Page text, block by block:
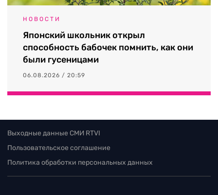
НОВОСТИ
Японский школьник открыл
способность бабочек помнить, как они
были гусеницами
06.08.2026 / 20:59
Выходные данные СМИ RTVI
Пользовательское соглашение
Политика обработки персональных данных